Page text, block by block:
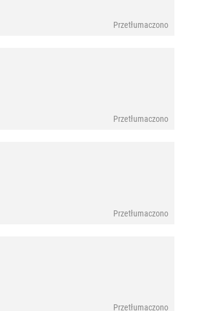
Przetłumaczono
Przetłumaczono
Przetłumaczono
Przetłumaczono